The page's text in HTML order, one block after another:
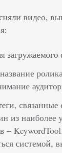
видео,
загружаемого
из наиболее
–
системой,